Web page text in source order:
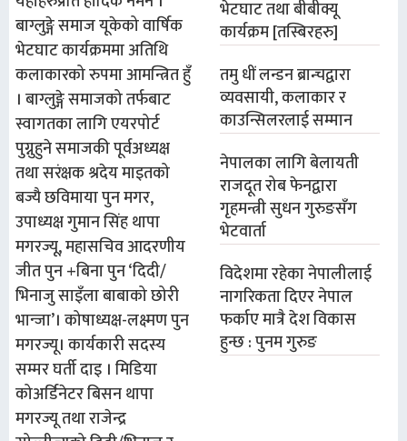
बाग्लुङ्गे समाज यूकेको वार्षिक
भेटघाट कार्यक्रममा अतिथि
कलाकारको रुपमा आमन्त्रित हुँ
। बाग्लुङ्गे समाजको तर्फबाट
स्वागतका लागि एयरपोर्ट
पुग्नुहुने समाजकी पूर्वअध्यक्ष
तथा सरंक्षक श्रदेय माइतको
बज्यै छविमाया पुन मगर,
उपाध्यक्ष गुमान सिंह थापा
मगरज्यू, महासचिव आदरणीय
जीत पुन +बिना पुन ‘दिदी/
भिनाजु साइँला बाबाको छोरी
भान्जा’। कोषाध्यक्ष-लक्ष्मण पुन
मगरज्यू। कार्यकारी सदस्य
सम्मर घर्ती दाइ । मिडिया
कोअर्डिनेटर बिसन थापा
मगरज्यू तथा राजेन्द्र
भेटघाट तथा बीबीक्यू
कार्यक्रम [तस्बिरहरु]
तमु धीं लन्डन ब्रान्चद्वारा
व्यवसायी, कलाकार र
काउन्सिलरलाई सम्मान
नेपालका लागि बेलायती
राजदूत रोब फेनद्वारा
गृहमन्त्री सुधन गुरुङसँग
भेटवार्ता
विदेशमा रहेका नेपालीलाई
नागरिकता दिएर नेपाल
फर्काए मात्रै देश विकास
हुन्छ : पुनम गुरुङ